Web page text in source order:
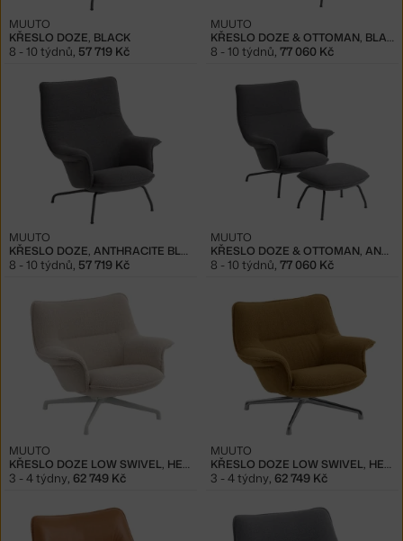
KŘESLO DOZE, BLACK
MUUTO
8 - 10 týdnů, 57 719 Kč
KŘESLO DOZE & OTTOMAN, BLACK
MUUTO
8 - 10 týdnů, 77 060 Kč
KŘESLO DOZE, ANTHRACITE BLACK
MUUTO
8 - 10 týdnů, 57 719 Kč
KŘESLO DOZE & OTTOMAN, ANTHRACITE
MUUTO
8 - 10 týdnů, 77 060 Kč
KŘESLO DOZE LOW SWIVEL, HEART 7 / GREY
MUUTO
3 - 4 týdny, 62 749 Kč
KŘESLO DOZE LOW SWIVEL, HEARTH 8 / ALUMINUM
MUUTO
3 - 4 týdny, 62 749 Kč